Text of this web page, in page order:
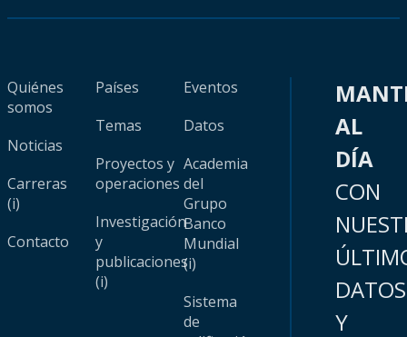
Quiénes
somos
Noticias
Carreras
(i)
Contacto
Países
Temas
Proyectos y
operaciones
Investigación
y
publicaciones
(i)
Eventos
Datos
Academia
del
Grupo
Banco
Mundial
(i)
Sistema
de
AL
DÍA
CON
DATOS
Y